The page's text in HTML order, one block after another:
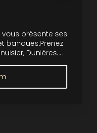
vous présente ses
banques.Prenez
Dunières....